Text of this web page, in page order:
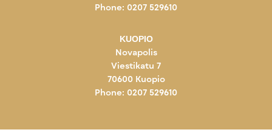
Phone: 0207 529610
KUOPIO
Novapolis
Viestikatu 7
70600 Kuopio
Phone: 0207 529610